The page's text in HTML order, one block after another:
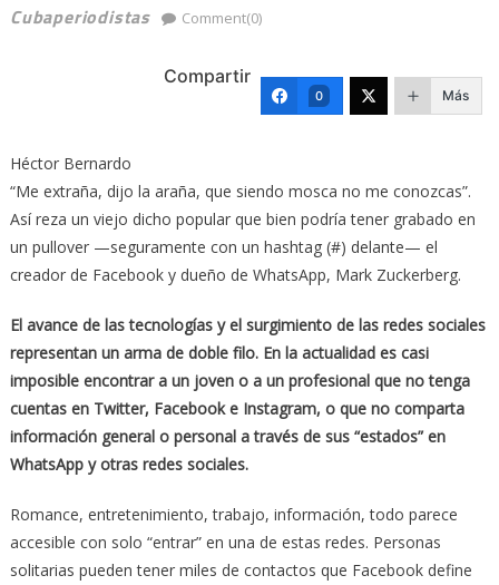
Cubaperiodistas
Comment(0)
Compartir
0 Más
Héctor Bernardo
“Me extraña, dijo la araña, que siendo mosca no me conozcas”.
Así reza un viejo dicho popular que bien podría tener grabado en
un pullover —seguramente con un hashtag (#) delante— el
creador de Facebook y dueño de WhatsApp, Mark Zuckerberg.
El avance de las tecnologías y el surgimiento de las redes sociales
representan un arma de doble filo. En la actualidad es casi
imposible encontrar a un joven o a un profesional que no tenga
cuentas en Twitter, Facebook e Instagram, o que no comparta
información general o personal a través de sus “estados” en
WhatsApp y otras redes sociales.
Romance, entretenimiento, trabajo, información, todo parece
accesible con solo “entrar” en una de estas redes. Personas
solitarias pueden tener miles de contactos que Facebook define